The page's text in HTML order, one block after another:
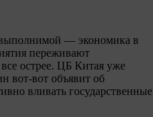
— экономика в
переживают
острее. ЦБ Китая уже
вот-вот объявит об
вливать государственные